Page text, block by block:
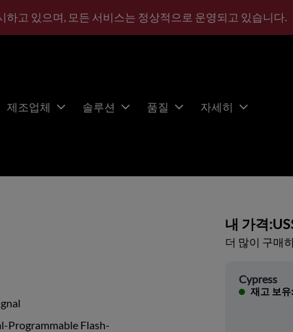
하고 있으며, 모든 서비스는 정상적으로 운영되고 있습니다.
제조업체 솔루션 품질 자세히
Programmable Flash-
내 가격:
더 많이 구매
Cypress
재고 보